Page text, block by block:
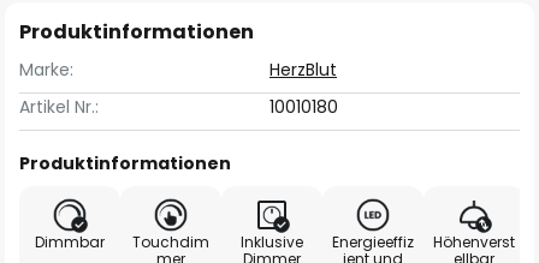
Produktinformationen
Marke:
HerzBlut
Artikel Nr.:
10010180
Produktinformationen
Dimmbar
Touchdim
mer
Inklusive
Dimmer
Energieeffiz
ient und
Höhenverst
ellbar